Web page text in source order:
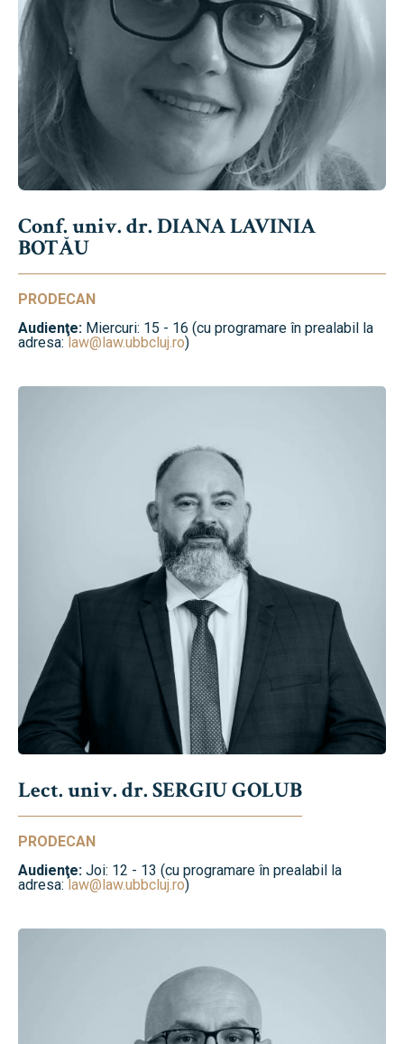
Conf. univ. dr. DIANA LAVINIA
BOTĂU
PRODECAN
Audienţe: Miercuri: 15 - 16 (cu programare în prealabil la
adresa: law@law.ubbcluj.ro)
Lect. univ. dr. SERGIU GOLUB
PRODECAN
Audienţe: Joi: 12 - 13 (cu programare în prealabil la
adresa:law@law.ubbcluj.ro)